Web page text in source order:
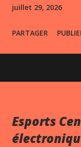
juillet 29, 2026
PARTAGER
Esports